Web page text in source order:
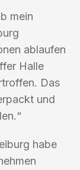
mein
ablaufen
Halle
Das
und
habe